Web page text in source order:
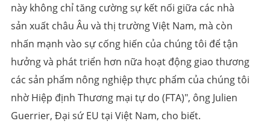
này không chỉ tăng cường sự kết nối giữa các nhà
sản xuất châu Âu và thị trường Việt Nam, mà còn
nhấn mạnh vào sự cống hiến của chúng tôi để tận
hưởng và phát triển hơn nữa hoạt động giao thương
các sản phẩm nông nghiệp thực phẩm của chúng tôi
nhờ Hiệp định Thương mại tự do (FTA)", ông Julien
Guerrier, Đại sứ EU tại Việt Nam, cho biết.